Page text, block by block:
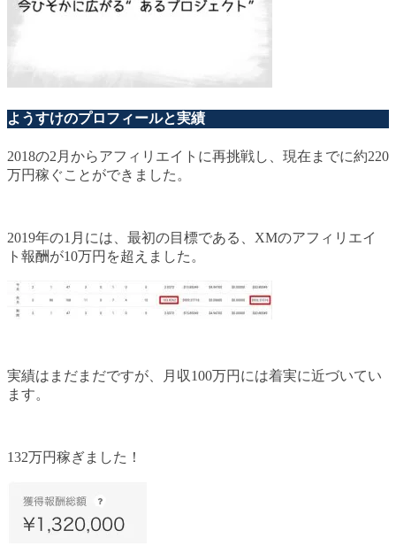
ようすけのプロフィールと実績
2018の2月からアフィリエイトに再挑戦し、現在までに約220
万円稼ぐことができました。
2019年の1月には、最初の目標である、XMのアフィリエイ
ト報酬が10万円を超えました。
実績はまだまだですが、月収100万円には着実に近づいてい
ます。
132万円稼ぎました！